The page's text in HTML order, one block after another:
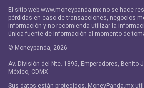
El sitio web www.moneypanda.mx no se hace
pérdidas en caso de transacciones, negocios
información y no recomienda utilizar la
única fuente de información al momento de
© Moneypanda, 2026
Av. División del Nte. 1895, Emperadores, Benito
México, CDMX
Sus datos están protegidos. MoneyPanda.mx